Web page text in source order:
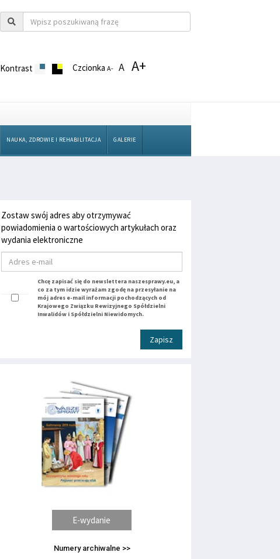
Kontrast CzcionkaA- A A+
NAUKA, ZDROWIE I REHABILITACJA GALERIE
Zostaw swój adres aby otrzymywać
powiadomienia o wartościowych artykułach oraz
wydania elektroniczne
Chcę zapisać się do newslettera naszesprawy.eu, a
co za tym idzie wyrażam zgodę na przesyłanie na
mój adres e-mail informacji pochodzących od
Krajowego Związku Rewizyjnego Spółdzielni
Inwalidów i Spółdzielni Niewidomych.
Zapisz
E-wydanie
Numery archiwalne >>